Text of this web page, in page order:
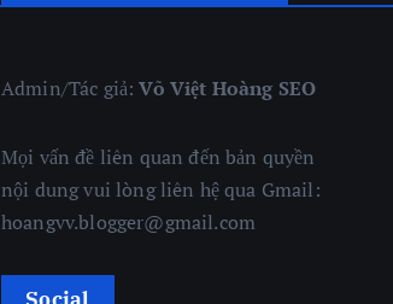
Admin/Tác giả:Võ Việt Hoàng SEO
Mọi vấn đề liên quan đến bản quyền
nội dung vui lòng liên hệ qua Gmail:
hoangvv.blogger@gmail.com